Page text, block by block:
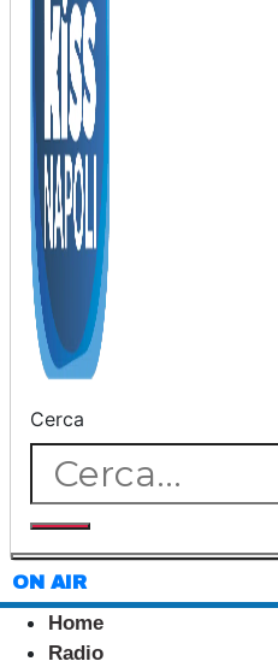
Cerca
ON AIR
Home
Radio